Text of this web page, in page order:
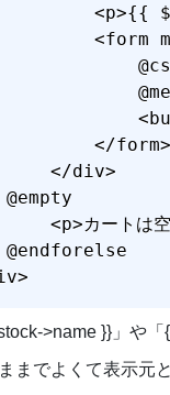
<p>{{
<form
</form>
</div>
@empty
<p>カートは
@endforelse
>name }}」や
までよくて表示元